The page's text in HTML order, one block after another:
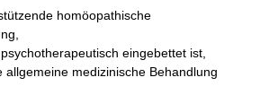
homöopathische
eingebettet ist,
allgemeine medizinische Behandlung